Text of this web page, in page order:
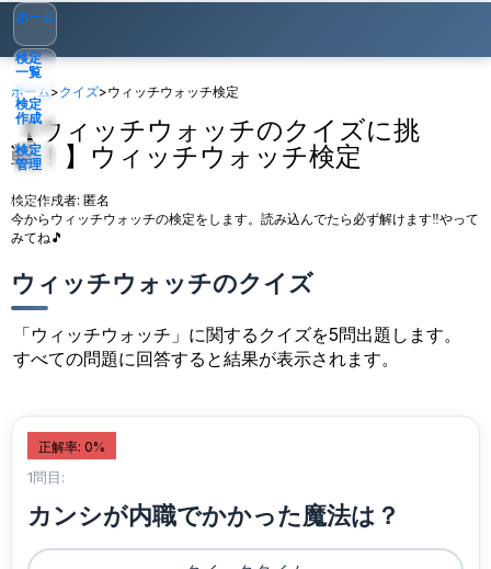
ホーム
検定
一覧
検定
作成
検定
管理
ゲスト▾
ホーム>クイズ>ウィッチウォッチ検定
【ウィッチウォッチのクイズに挑
戦！】ウィッチウォッチ検定
検定作成者: 匿名
今からウィッチウォッチの検定をします。読み込んでたら必ず解けます‼️やって
みてね🎵
ウィッチウォッチのクイズ
「ウィッチウォッチ」に関するクイズを5問出題します。
すべての問題に回答すると結果が表示されます。
正解率: 0%
1問目:
カンシが内職でかかった魔法は？